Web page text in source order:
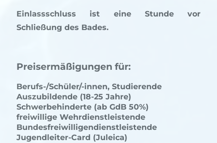
Einlassschluss ist eine Stunde vor
Schließung des Bades.
Preisermäßigungen für:
Berufs-/Schüler/-innen, Studierende
Auszubildende (18-25 Jahre)
Schwerbehinderte (ab GdB 50%)
freiwillige Wehrdienstleistende
Bundesfreiwilligendienstleistende
Jugendleiter-Card (Juleica)